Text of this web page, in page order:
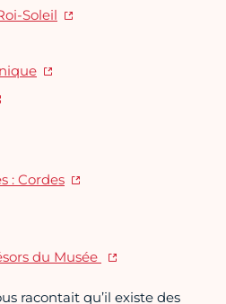
Soleil
: Cordes
du Musée
racontait qu’il existe des